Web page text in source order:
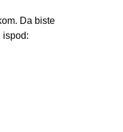
Da biste
ispod: